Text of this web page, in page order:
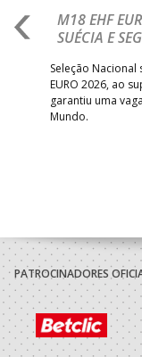
M18 EHF
SUÉCIA E
Seleção Nacional
EURO 2026, ao
garantiu uma
Mundo.
PATROCINADORES